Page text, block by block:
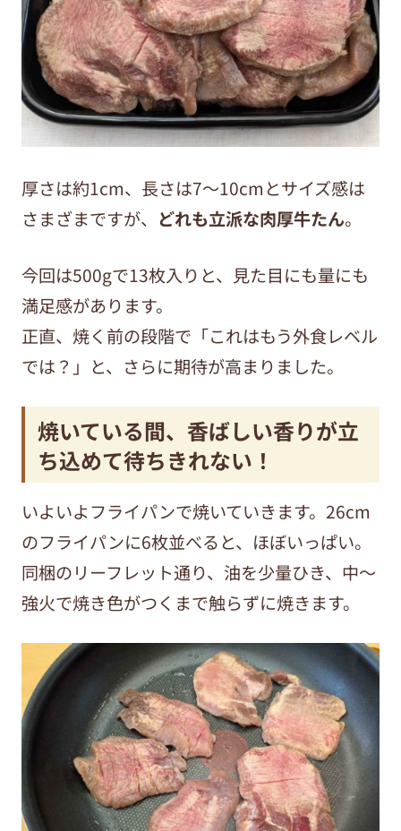
厚さは約1cm、長さは7〜10cmとサイズ感は
さまざまですが、 どれも立派な肉厚牛たん。
今回は500gで13枚入りと、見た目にも量にも
満足感があります。
正直、焼く前の段階で「これはもう外食レベル
では？」と、さらに期待が高まりました。
焼いている間、香ばしい香りが立
ち込めて待ちきれない！
いよいよフライパンで焼いていきます。 26cm
のフライパンに6枚並べると、ほぼいっぱい。
同梱のリーフレット通り、油を少量ひき、中〜
強火で焼き色がつくまで触らずに焼きます。